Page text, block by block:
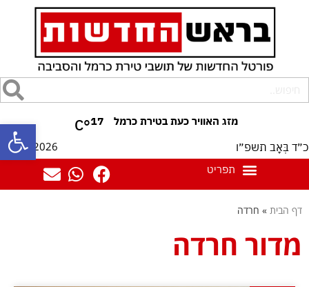
פתח 17
°C
כ״ד בְּאָב תשפ״ו 07/08/2026
דף הבית » חרדה
מדור חרדה